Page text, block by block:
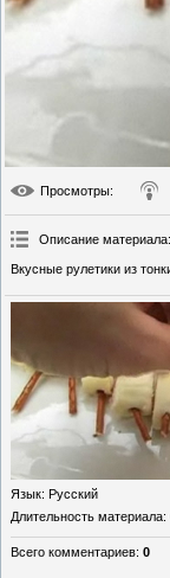
Просмотры:
Описание материала:
Вкусные рулетики из
Язык: Русский
Длительность материала:
Всего комментариев: 0